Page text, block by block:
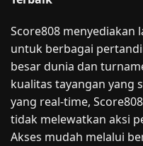
Score808 menyediakan
untuk berbagai
besar dunia dan
kualitas tayangan yang
yang real-time,
tidak melewatkan aksi
Akses mudah melalui